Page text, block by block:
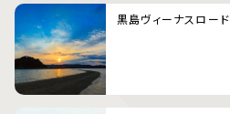
黒島ヴィーナスロード